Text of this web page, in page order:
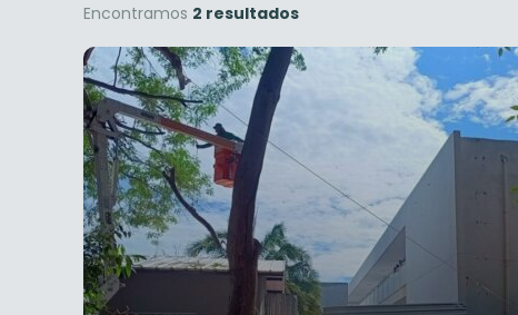
Encontramos 2 resultados